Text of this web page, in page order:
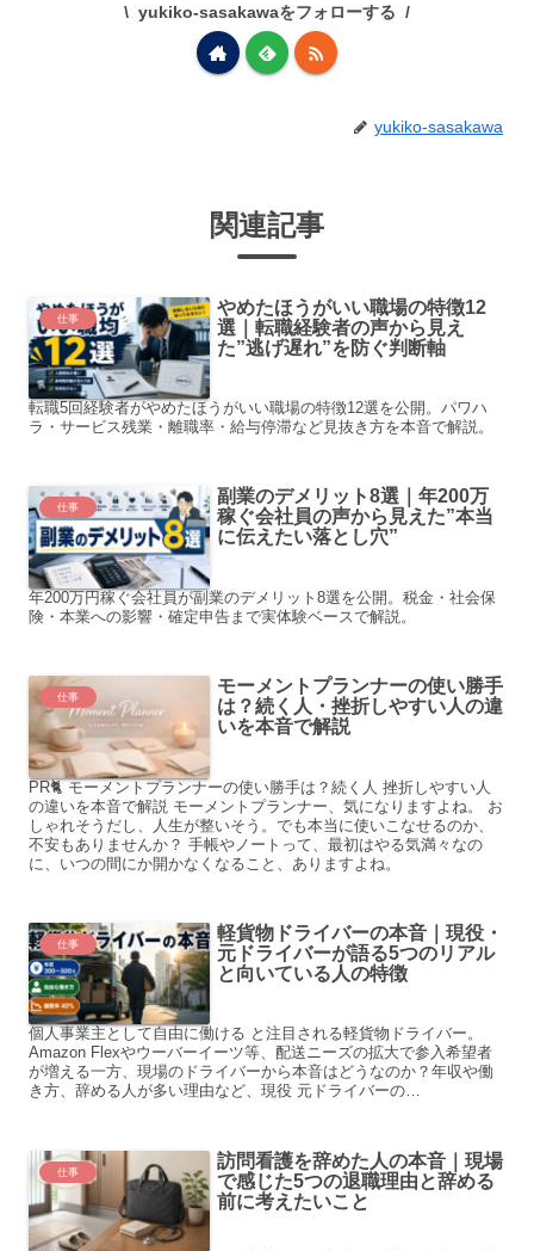
yukiko-sasakawaをフォローする
yukiko-sasakawa
関連記事
仕事
やめたほうがいい職場の特徴12
選｜転職経験者の声から見え
た”逃げ遅れ”を防ぐ判断軸
転職5回経験者がやめたほうがいい職場の特徴12選を公開。パワハ
ラ・サービス残業・離職率・給与停滞など見抜き方を本音で解説。
仕事
副業のデメリット8選｜年200万
稼ぐ会社員の声から見えた”本当
に伝えたい落とし穴”
年200万円稼ぐ会社員が副業のデメリット8選を公開。税金・社会保
険・本業への影響・確定申告まで実体験ベースで解説。
仕事
モーメントプランナーの使い勝手
は？続く人・挫折しやすい人の違
いを本音で解説
PR🐈 モーメントプランナーの使い勝手は？続く人 挫折しやすい人
の違いを本音で解説 モーメントプランナー、気になりますよね。 お
しゃれそうだし、人生が整いそう。でも本当に使いこなせるのか、
不安もありませんか？ 手帳やノートって、最初はやる気満々なの
に、いつの間にか開かなくなること、ありますよね。
仕事
軽貨物ドライバーの本音｜現役・
元ドライバーが語る5つのリアル
と向いている人の特徴
個人事業主として自由に働ける と注目される軽貨物ドライバー。
Amazon Flexやウーバーイーツ等、配送ニーズの拡大で参入希望者
が増える一方、現場のドライバーから本音はどうなのか？年収や働
き方、辞める人が多い理由など、現役 元ドライバーの…
仕事
訪問看護を辞めた人の本音｜現場
で感じた5つの退職理由と辞める
前に考えたいこと